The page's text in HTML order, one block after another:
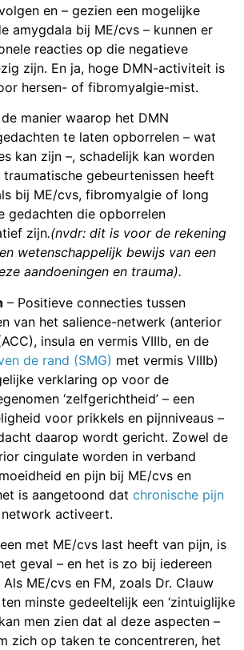
en – gezien een mogelijke
amygdala bij ME/cvs – kunnen er
reacties op die negatieve
zijn. En ja, hoge DMN-activiteit is
hersen- of fibromyalgie-mist.
manier waarop het DMN
te laten opborrelen – wat
kan zijn –, schadelijk kan worden
gebeurtenissen heeft
bij ME/cvs, fibromyalgie of long
gedachten die opborrelen
zijn.(nvdr: dit is voor de rekening
wetenschappelijk bewijs van een
aandoeningen en trauma).
– Positieve connecties tussen
van het salience-netwerk (anterior
insula en vermis VIIIb, en de
de rand (SMG) met vermis VIIIb)
verklaring op voor de
‘zelfgerichtheid’ – een
voor prikkels en pijnniveaus –
daarop wordt gericht. Zowel de
cingulate worden in verband
en pijn bij ME/cvs en
is aangetoond dat chronische pijn
activeert.
met ME/cvs last heeft van pijn, is
geval – en het is zo bij iedereen
ME/cvs en FM, zoals Dr. Clauw
minste gedeeltelijk een ‘zintuiglijke
men zien dat al deze aspecten –
zich op taken te concentreren, het